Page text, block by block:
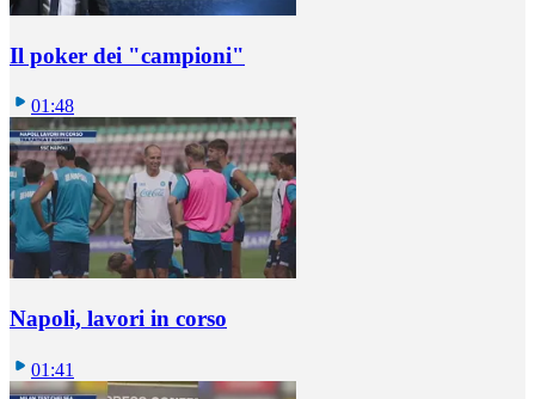
Il poker dei "campioni"
01:48
Napoli, lavori in corso
01:41